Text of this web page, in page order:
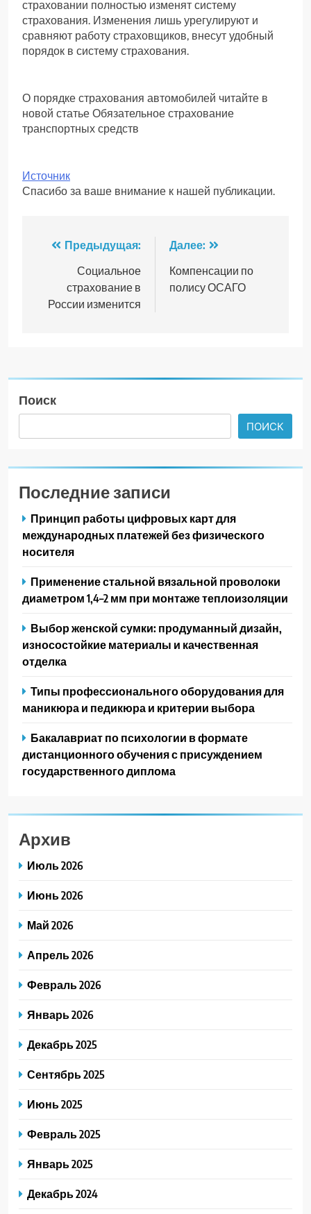
страховании полностью изменят систему
страхования. Изменения лишь урегулируют и
сравняют работу страховщиков, внесут удобный
порядок в систему страхования.
О порядке страхования автомобилей читайте в
новой статье Обязательное страхование
транспортных средств
Источник
Спасибо за ваше внимание к нашей публикации.
Навигация
записям
Предыдущая:
Социальное
страхование в
России изменится
Далее:
Компенсации по
полису ОСАГО
Поиск
ПОИСК
Последние записи
Принцип работы цифровых карт для
международных платежей без физического
носителя
Применение стальной вязальной проволоки
диаметром 1,4–2 мм при монтаже теплоизоляции
Выбор женской сумки: продуманный дизайн,
износостойкие материалы и качественная
отделка
Типы профессионального оборудования для
маникюра и педикюра и критерии выбора
Бакалавриат по психологии в формате
дистанционного обучения с присуждением
государственного диплома
Архив
Июль 2026
Июнь 2026
Май 2026
Апрель 2026
Февраль 2026
Январь 2026
Декабрь 2025
Сентябрь 2025
Июнь 2025
Февраль 2025
Январь 2025
Декабрь 2024